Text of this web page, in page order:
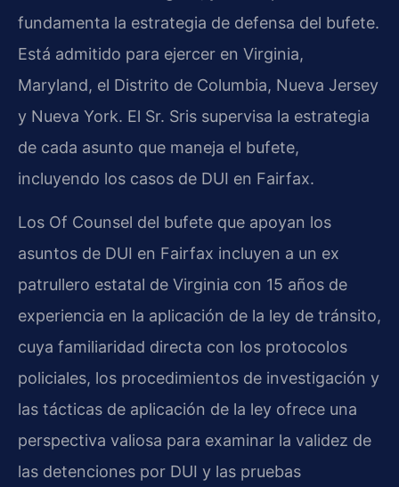
fundamenta la estrategia de defensa del bufete.
Está admitido para ejercer en Virginia,
Maryland, el Distrito de Columbia, Nueva Jersey
y Nueva York. El Sr. Sris supervisa la estrategia
de cada asunto que maneja el bufete,
incluyendo los casos de DUI en Fairfax.
Los Of Counsel del bufete que apoyan los
asuntos de DUI en Fairfax incluyen a un ex
patrullero estatal de Virginia con 15 años de
experiencia en la aplicación de la ley de tránsito,
cuya familiaridad directa con los protocolos
policiales, los procedimientos de investigación y
las tácticas de aplicación de la ley ofrece una
perspectiva valiosa para examinar la validez de
las detenciones por DUI y las pruebas